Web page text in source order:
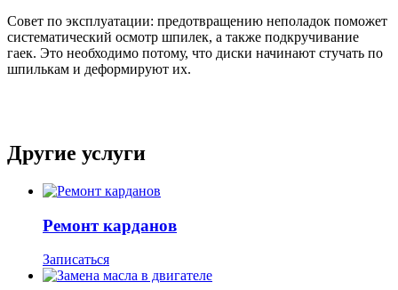
Совет по эксплуатации: предотвращению неполадок поможет
систематический осмотр шпилек, а также подкручивание
гаек. Это необходимо потому, что диски начинают стучать по
шпилькам и деформируют их.
Другие услуги
Ремонт карданов
Записаться